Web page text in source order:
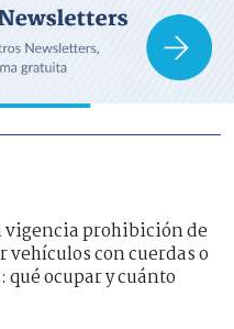
vigencia prohibición de
vehículos con cuerdas o
qué ocupar y cuánto